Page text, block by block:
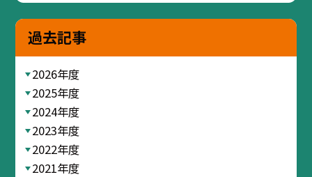
過去記事
2026年度
2025年度
2024年度
2023年度
2022年度
2021年度